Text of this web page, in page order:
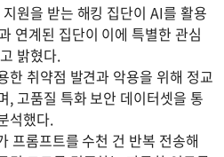
원을 받는 해킹 집단이 AI를 활용
연계된 집단이 이에 특별한 관심
밝혔다.
한 취약점 발견과 악용을 위해 정교
, 고품질 특화 보안 데이터셋을 통
석했다.
프롬프트를 수천 건 반복 전송해